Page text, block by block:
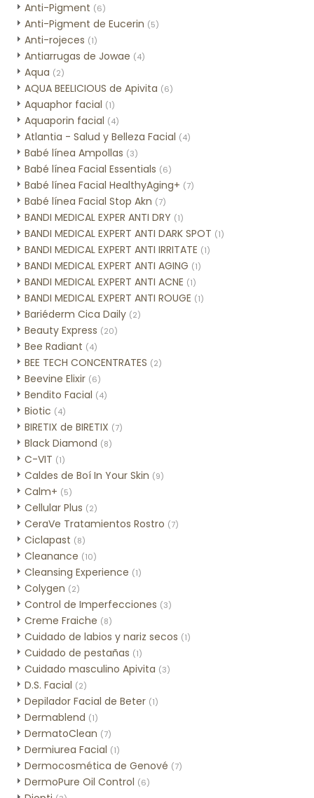
Anti-Pigment (6)
Anti-Pigment de Eucerin (5)
Anti-rojeces (1)
Antiarrugas de Jowae (4)
Aqua (2)
AQUA BEELICIOUS de Apivita (6)
Aquaphor facial (1)
Aquaporin facial (4)
Atlantia - Salud y Belleza Facial (4)
Babé línea Ampollas (3)
Babé línea Facial Essentials (6)
Babé línea Facial HealthyAging+ (7)
Babé línea Facial Stop Akn (7)
BANDI MEDICAL EXPER ANTI DRY (1)
BANDI MEDICAL EXPERT ANTI DARK SPOT (1)
BANDI MEDICAL EXPERT ANTI IRRITATE (1)
BANDI MEDICAL EXPERT ANTI AGING (1)
BANDI MEDICAL EXPERT ANTI ACNE (1)
BANDI MEDICAL EXPERT ANTI ROUGE (1)
Bariéderm Cica Daily (2)
Beauty Express (20)
Bee Radiant (4)
BEE TECH CONCENTRATES (2)
Beevine Elixir (6)
Bendito Facial (4)
Biotic (4)
BIRETIX de BIRETIX (7)
Black Diamond (8)
C-VIT (1)
Caldes de Boí In Your Skin (9)
Calm+ (5)
Cellular Plus (2)
CeraVe Tratamientos Rostro (7)
Ciclapast (8)
Cleanance (10)
Cleansing Experience (1)
Colygen (2)
Control de Imperfecciones (3)
Creme Fraiche (8)
Cuidado de labios y nariz secos (1)
Cuidado de pestañas (1)
Cuidado masculino Apivita (3)
D.S. Facial (2)
Depilador Facial de Beter (1)
Dermablend (1)
DermatoClean (7)
Dermiurea Facial (1)
Dermocosmética de Genové (7)
DermoPure Oil Control (6)